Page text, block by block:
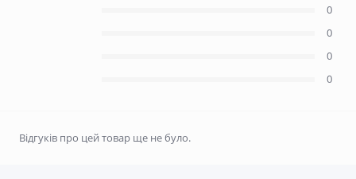
0
0
0
0
Відгуків про цей товар ще не було.